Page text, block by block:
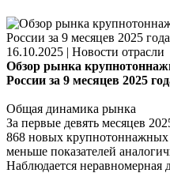
16.10.2025 | Новости отрасли
Обзор рынка
России за 9 месяцев 2025
Общая динамика рынка
За первые девять месяцев
868 новых крупнотоннажных
меньше показателей
Наблюдается неравномерная